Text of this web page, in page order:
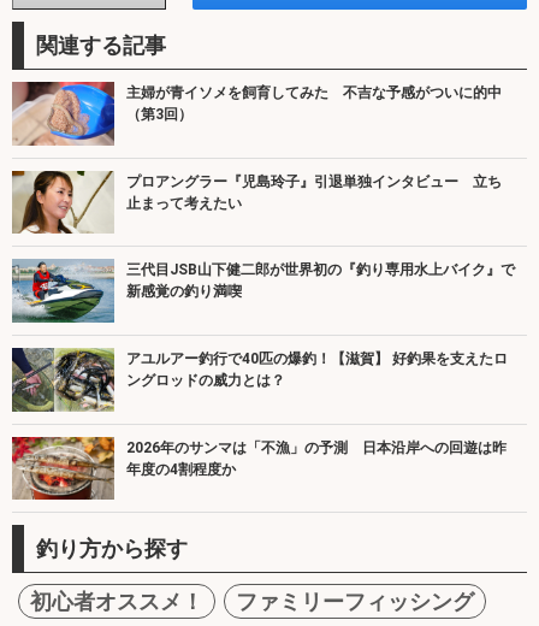
関連する記事
主婦が青イソメを飼育してみた 不吉な予感がついに的中
（第3回）
プロアングラー『児島玲子』引退単独インタビュー 立ち
止まって考えたい
三代目JSB山下健二郎が世界初の『釣り専用水上バイク』で
新感覚の釣り満喫
アユルアー釣行で40匹の爆釣！【滋賀】 好釣果を支えたロ
ングロッドの威力とは？
2026年のサンマは「不漁」の予測 日本沿岸への回遊は昨
年度の4割程度か
釣り方から探す
初心者オススメ！
ファミリーフィッシング